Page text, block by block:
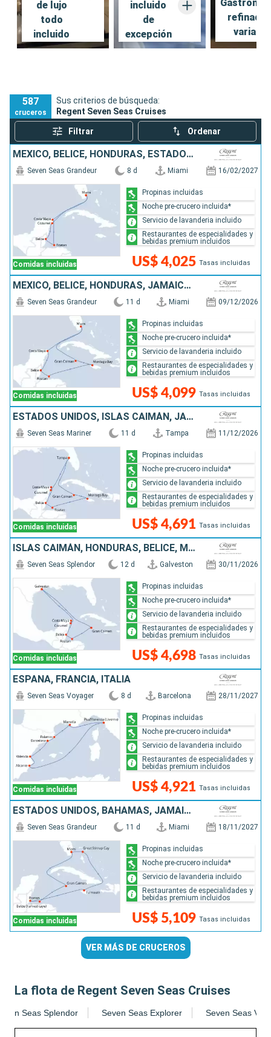
de lujo
todo
incluido
incluido
de
excepción
refinada
variada
587
cruceros
Sus criterios de búsqueda:
Regent Seven Seas Cruises
Filtrar Ordenar
MÉXICO, BELICE, HONDURAS, ESTADOS UNIDOS
Comidas incluidas
Seven Seas Grandeur 8 d Miami 16/02/2027
US$ 4,025 Tasas incluidas
Propinas incluidas
Noche pre-crucero incluida*
Servicio de lavanderia incluido
Restaurantes de especialidades y
bebidas premium incluidos
MÉXICO, BELICE, HONDURAS, JAMAICA, ISLAS CAIMÁN, ESTADOS UNIDOS
Comidas incluidas
Seven Seas Grandeur 11 d Miami 09/12/2026
US$ 4,099 Tasas incluidas
Propinas incluidas
Noche pre-crucero incluida*
Servicio de lavanderia incluido
Restaurantes de especialidades y
bebidas premium incluidos
ESTADOS UNIDOS, ISLAS CAIMÁN, JAMAICA, HONDURAS, BELICE, MÉXICO
Comidas incluidas
Seven Seas Mariner 11 d Tampa 11/12/2026
US$ 4,691 Tasas incluidas
Propinas incluidas
Noche pre-crucero incluida*
Servicio de lavanderia incluido
Restaurantes de especialidades y
bebidas premium incluidos
ISLAS CAIMÁN, HONDURAS, BELICE, MÉXICO, ESTADOS UNIDOS
Comidas incluidas
Seven Seas Splendor 12 d Galveston 30/11/2026
US$ 4,698 Tasas incluidas
Propinas incluidas
Noche pre-crucero incluida*
Servicio de lavanderia incluido
Restaurantes de especialidades y
bebidas premium incluidos
ESPAÑA, FRANCIA, ITALIA
Comidas incluidas
Seven Seas Voyager 8 d Barcelona 28/11/2027
US$ 4,921 Tasas incluidas
Propinas incluidas
Noche pre-crucero incluida*
Servicio de lavanderia incluido
Restaurantes de especialidades y
bebidas premium incluidos
ESTADOS UNIDOS, BAHAMAS, JAMAICA, BELICE, HONDURAS, ISLAS CAIMÁN
Comidas incluidas
Seven Seas Grandeur 11 d Miami 18/11/2027
US$ 5,109 Tasas incluidas
Propinas incluidas
Noche pre-crucero incluida*
Servicio de lavanderia incluido
Restaurantes de especialidades y
bebidas premium incluidos
VER MÁS DE CRUCEROS
La flota de Regent Seven Seas Cruises
Seas Splendor Seven Seas Explorer Seven Seas